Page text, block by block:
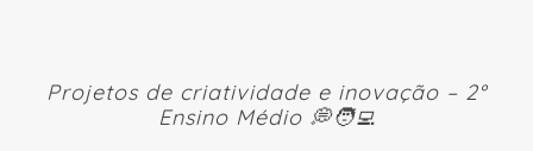
Projetos de criatividade e inovação – 2°
Ensino Médio 💭🧑‍💻